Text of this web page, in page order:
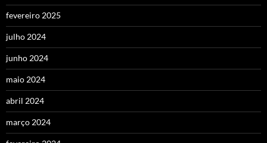
fevereiro 2025
julho 2024
junho 2024
maio 2024
abril 2024
março 2024